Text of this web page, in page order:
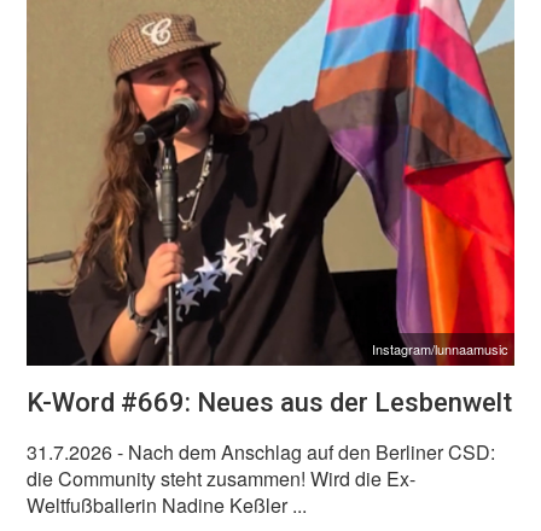
Instagram/lunnaamusic
K-Word #669: Neues aus der Lesbenwelt
31.7.2026- Nach dem Anschlag auf den Berliner CSD:
die Community steht zusammen! Wird die Ex-
Weltfußballerin Nadine Keßler ...